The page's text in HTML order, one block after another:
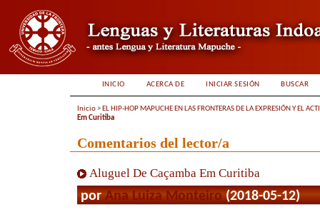
INICIO ACERCA DE INICIAR SESIÓN BUSCAR
Inicio > EL HIP-HOP MAPUCHE EN LAS FRONTERAS DE LA EXPRESIÓN Y EL
Em Curitiba
Comentarios del lector/a
Aluguel De Caçamba Em Curitiba
porAna Luiza Monteiro(2018-05-12)